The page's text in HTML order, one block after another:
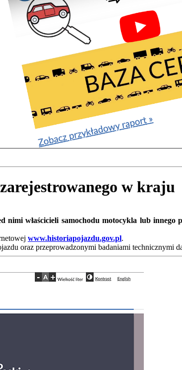
w kraju
właścicieli samochodu motocykla lub innego
www.historiapojazdu.gov.pl.
oraz przeprowadzonymi badaniami technicznymi